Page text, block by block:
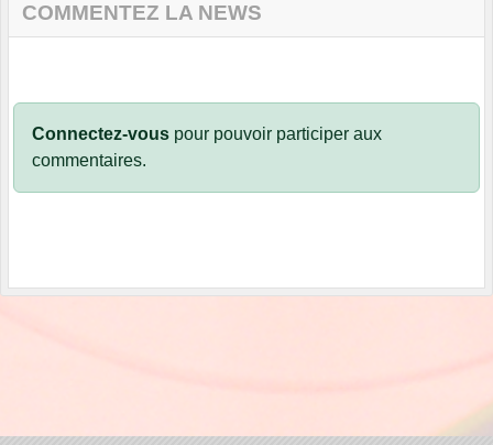
COMMENTEZ LA NEWS
Connectez-vous pour pouvoir participer aux
commentaires.